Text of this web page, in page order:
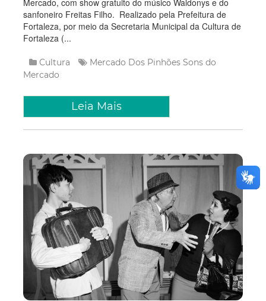
sanfoneiro Freitas Filho. Realizado pela Prefeitura de
Fortaleza, por meio da Secretaria Municipal da Cultura de
Fortaleza (...
Cultura Mercado Dos Pinhões Sons do
Mercado
Leia Mais